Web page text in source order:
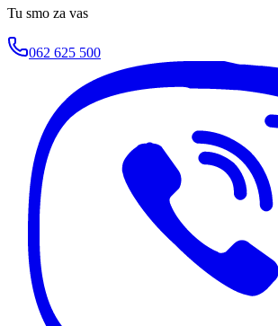
Tu smo za vas
062 625 500